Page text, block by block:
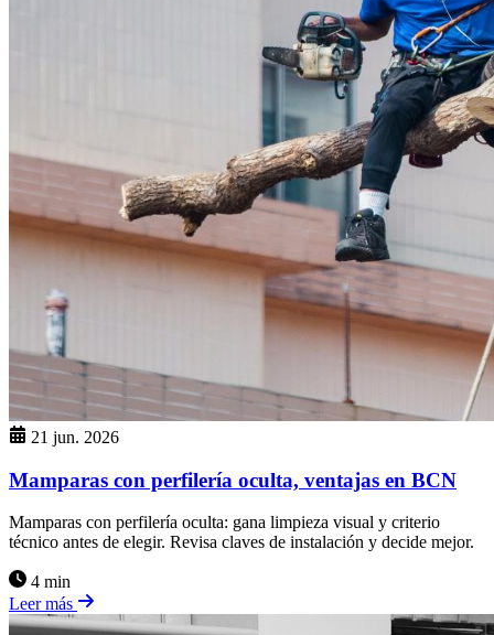
21 jun. 2026
Mamparas con perfilería oculta, ventajas en BCN
Mamparas con perfilería oculta: gana limpieza visual y criterio
técnico antes de elegir. Revisa claves de instalación y decide mejor.
4 min
Leer más